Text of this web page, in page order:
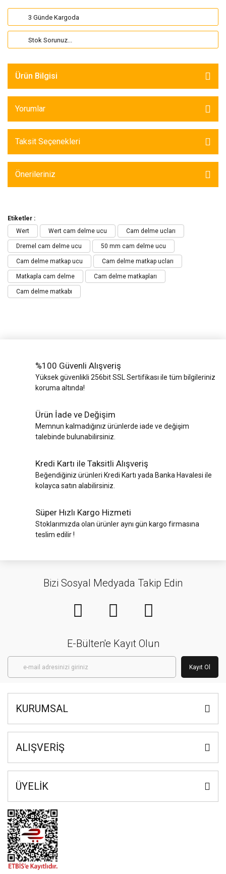
3 Günde Kargoda
Stok Sorunuz...
Ürün Bilgisi
Yorumlar
Taksit Seçenekleri
Önerileriniz
Etiketler :
Wert
Wert cam delme ucu Cam delme ucları
Dremel cam delme ucu 50 mm cam delme ucu
Cam delme matkap ucu Cam delme matkap ucları
Matkapla cam delme Cam delme matkapları
Cam delme matkabı
%100 Güvenli Alışveriş
Yüksek güvenlikli 256bit SSL Sertifikası ile tüm bilgileriniz
koruma altında!
Ürün İade ve Değişim
Memnun kalmadığınız ürünlerde iade ve değişim
talebinde bulunabilirsiniz.
Kredi Kartı ile Taksitli Alışveriş
Beğendiğiniz ürünleri Kredi Kartı yada Banka Havalesi ile
kolayca satın alabilirsiniz.
Süper Hızlı Kargo Hizmeti
Stoklarımızda olan ürünler aynı gün kargo firmasına
teslim edilir !
Bizi Sosyal Medyada Takip Edin
E-Bülten'e Kayıt Olun
Kayıt Ol
KURUMSAL
ALIŞVERİŞ
ÜYELİK